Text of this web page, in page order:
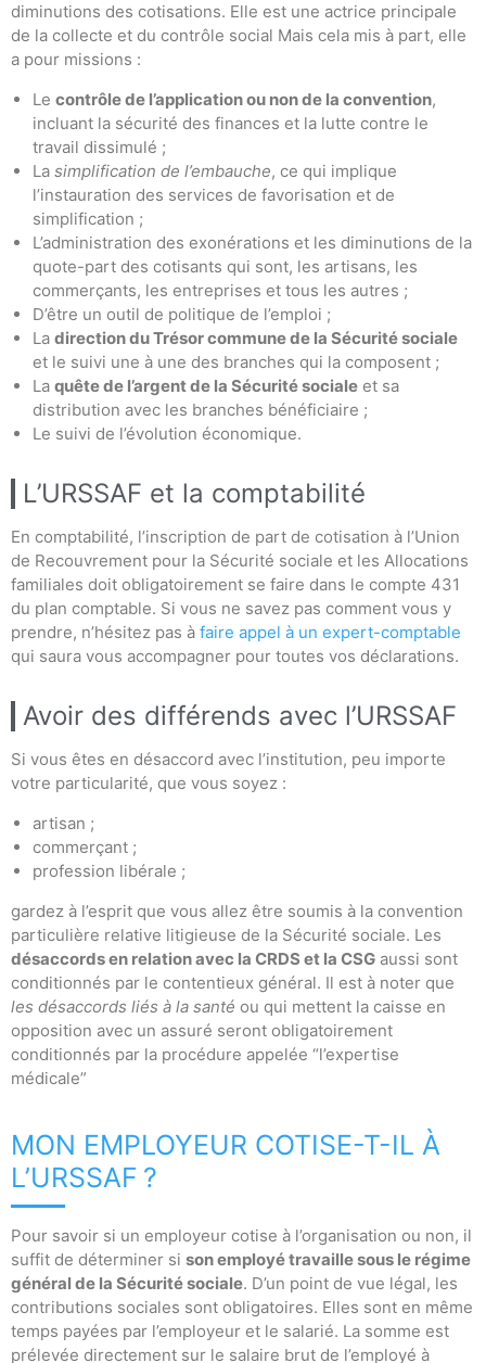
diminutions des cotisations. Elle est une actrice principale
de la collecte et du contrôle social Mais cela mis à part, elle
a pour missions :
Le contrôle de l’application ou non de la convention,
incluant la sécurité des finances et la lutte contre le
travail dissimulé ;
La simplification de l’embauche, ce qui implique
l’instauration des services de favorisation et de
simplification ;
L’administration des exonérations et les diminutions de la
quote-part des cotisants qui sont, les artisans, les
commerçants, les entreprises et tous les autres ;
D’être un outil de politique de l’emploi ;
La direction du Trésor commune de la Sécurité sociale
et le suivi une à une des branches qui la composent ;
La quête de l’argent de la Sécurité sociale et sa
distribution avec les branches bénéficiaire ;
Le suivi de l’évolution économique.
L’URSSAF et la comptabilité
En comptabilité, l’inscription de part de cotisation à l’Union
de Recouvrement pour la Sécurité sociale et les Allocations
familiales doit obligatoirement se faire dans le compte 431
du plan comptable. Si vous ne savez pas comment vous y
prendre, n’hésitez pas à faire appel à un expert-comptable
qui saura vous accompagner pour toutes vos déclarations.
Avoir des différends avec l’URSSAF
Si vous êtes en désaccord avec l’institution, peu importe
votre particularité, que vous soyez :
artisan ;
commerçant ;
profession libérale ;
gardez à l’esprit que vous allez être soumis à la convention
particulière relative litigieuse de la Sécurité sociale. Les
désaccords en relation avec la CRDS et la CSG aussi sont
conditionnés par le contentieux général. Il est à noter que
les désaccords liés à la santé ou qui mettent la caisse en
opposition avec un assuré seront obligatoirement
conditionnés par la procédure appelée “l’expertise
médicale”
MON EMPLOYEUR COTISE-T-IL À
L’URSSAF ?
Pour savoir si un employeur cotise à l’organisation ou non, il
suffit de déterminer si son employé travaille sous le régime
général de la Sécurité sociale. D’un point de vue légal, les
contributions sociales sont obligatoires. Elles sont en même
temps payées par l’employeur et le salarié. La somme est
prélevée directement sur le salaire brut de l’employé à